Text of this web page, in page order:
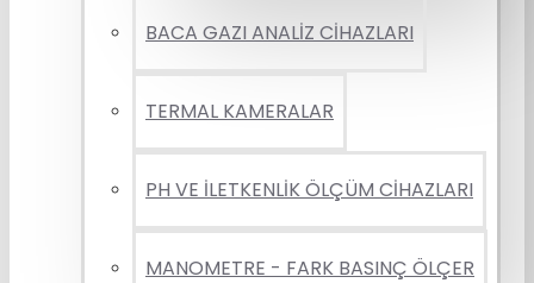
BACA GAZI ANALİZ CİHAZLARI
TERMAL KAMERALAR
PH VE İLETKENLİK ÖLÇÜM CİHAZLARI
MANOMETRE - FARK BASINÇ ÖLÇER